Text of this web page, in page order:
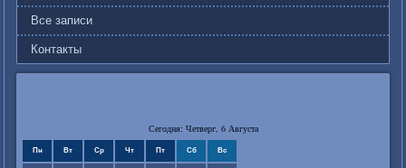
Все записи
Контакты
Сегодня: Четверг, 6 Августа
Пн Вт Ср Чт Пт Сб Вс